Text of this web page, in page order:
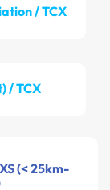
/ TCX
/ TCX
(< 25km-